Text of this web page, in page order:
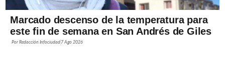
Marcado descenso de la temperatura para
este fin de semana en San Andrés de Giles
PorRedacción Infociudad 7 Ago 2026